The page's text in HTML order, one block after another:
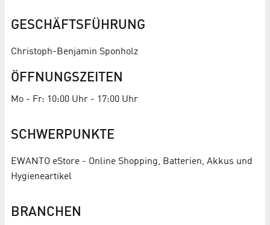
GESCHÄFTSFÜHRUNG
Christoph-Benjamin Sponholz
ÖFFNUNGSZEITEN
Mo - Fr: 10:00 Uhr - 17:00 Uhr
SCHWERPUNKTE
EWANTO eStore - Online Shopping, Batterien, Akkus und
Hygieneartikel
BRANCHEN